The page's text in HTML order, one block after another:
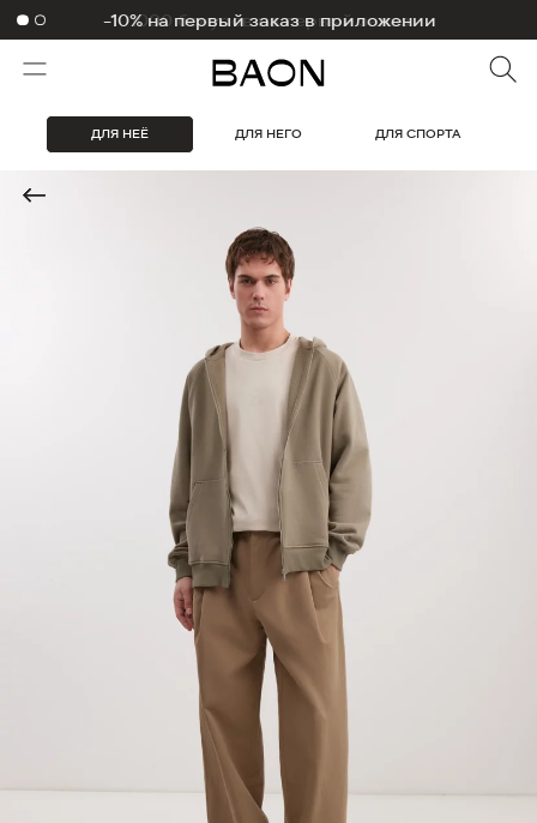
1000 бонусов на первый заказ
ДЛЯ НЕЁ ДЛЯ НЕГО ДЛЯ СПОРТА